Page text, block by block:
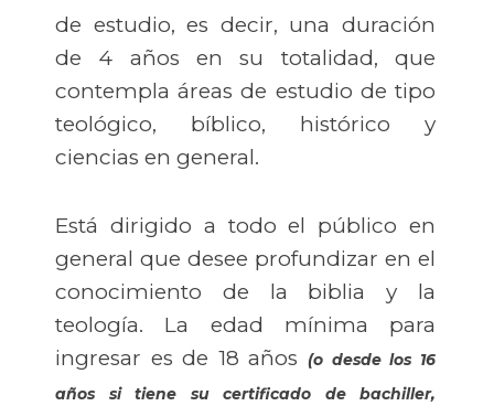
de estudio, es decir, una duración
de 4 años en su totalidad, que
contempla áreas de estudio de tipo
teológico, bíblico, histórico y
ciencias en general.
Está dirigido a todo el público en
general que desee profundizar en el
conocimiento de la biblia y la
teología. La edad mínima para
ingresar es de 18 años (o desde los 16
años si tiene su certificado de bachiller,